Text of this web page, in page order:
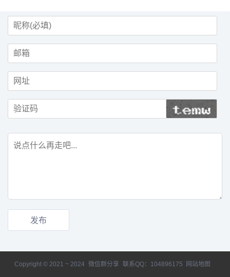
Copyright © 2021 ~ 2024 微信群分享 联系QQ：104896175 网站地图